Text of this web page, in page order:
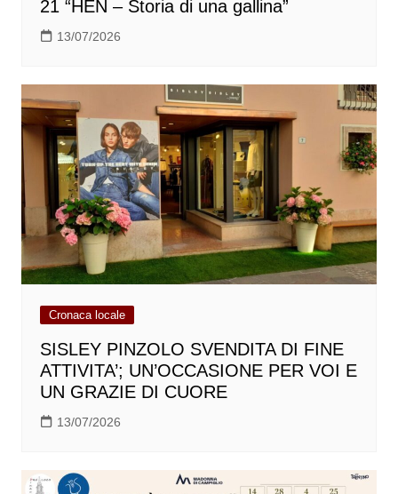
21 “HEN – Storia di una gallina”
13/07/2026
Cronaca locale
SISLEY PINZOLO SVENDITA DI FINE
ATTIVITA’; UN’OCCASIONE PER VOI E
UN GRAZIE DI CUORE
13/07/2026